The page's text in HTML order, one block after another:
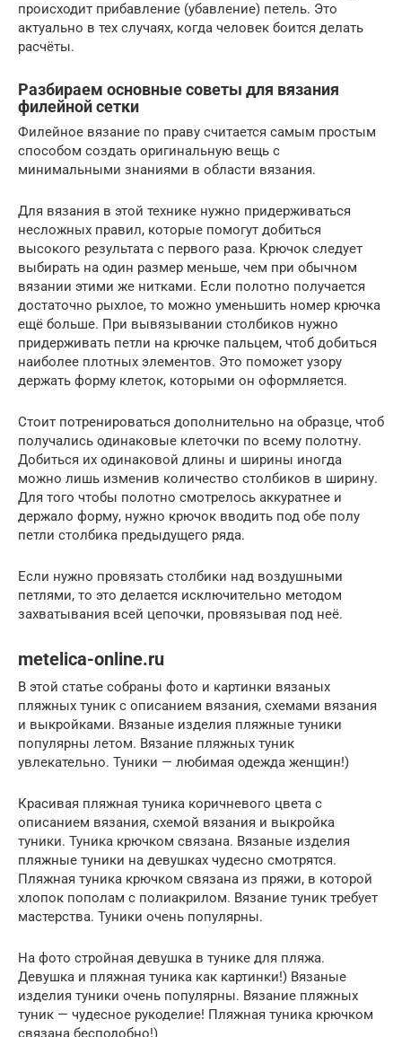
происходит прибавление (убавление) петель. Это
актуально в тех случаях, когда человек боится делать
расчёты.
Разбираем основные советы для вязания
филейной сетки
Филейное вязание по праву считается самым простым
способом создать оригинальную вещь с
минимальными знаниями в области вязания.
Для вязания в этой технике нужно придерживаться
несложных правил, которые помогут добиться
высокого результата с первого раза. Крючок следует
выбирать на один размер меньше, чем при обычном
вязании этими же нитками. Если полотно получается
достаточно рыхлое, то можно уменьшить номер крючка
ещё больше. При вывязывании столбиков нужно
придерживать петли на крючке пальцем, чтоб добиться
наиболее плотных элементов. Это поможет узору
держать форму клеток, которыми он оформляется.
Стоит потренироваться дополнительно на образце, чтоб
получались одинаковые клеточки по всему полотну.
Добиться их одинаковой длины и ширины иногда
можно лишь изменив количество столбиков в ширину.
Для того чтобы полотно смотрелось аккуратнее и
держало форму, нужно крючок вводить под обе полу
петли столбика предыдущего ряда.
Если нужно провязать столбики над воздушными
петлями, то это делается исключительно методом
захватывания всей цепочки, провязывая под неё.
metelica-online.ru
В этой статье собраны фото и картинки вязаных
пляжных туник с описанием вязания, схемами вязания
и выкройками. Вязаные изделия пляжные туники
популярны летом. Вязание пляжных туник
увлекательно. Туники — любимая одежда женщин!)
Красивая пляжная туника коричневого цвета с
описанием вязания, схемой вязания и выкройка
туники. Туника крючком связана. Вязаные изделия
пляжные туники на девушках чудесно смотрятся.
Пляжная туника крючком связана из пряжи, в которой
хлопок пополам с полиакрилом. Вязание туник требует
мастерства. Туники очень популярны.
На фото стройная девушка в тунике для пляжа.
Девушка и пляжная туника как картинки!) Вязаные
изделия туники очень популярны. Вязание пляжных
туник — чудесное рукоделие! Пляжная туника крючком
связана бесподобно!)